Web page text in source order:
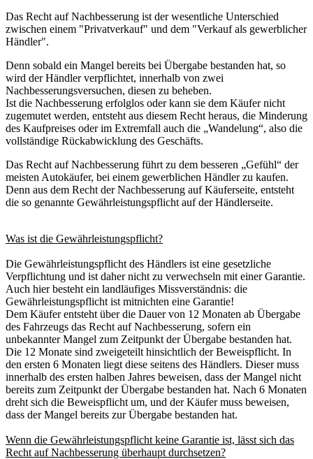
Das Recht auf Nachbesserung ist der wesentliche Unterschied
zwischen einem "Privatverkauf" und dem "Verkauf als gewerblicher
Händler".
Denn sobald ein Mangel bereits bei Übergabe bestanden hat, so
wird der Händler verpflichtet, innerhalb von zwei
Nachbesserungsversuchen, diesen zu beheben.
Ist die Nachbesserung erfolglos oder kann sie dem Käufer nicht
zugemutet werden, entsteht aus diesem Recht heraus, die Minderung
des Kaufpreises oder im Extremfall auch die „Wandelung“, also die
vollständige Rückabwicklung des Geschäfts.
Das Recht auf Nachbesserung führt zu dem besseren „Gefühl“ der
meisten Autokäufer, bei einem gewerblichen Händler zu kaufen.
Denn aus dem Recht der Nachbesserung auf Käuferseite, entsteht
die so genannte Gewährleistungspflicht auf der Händlerseite.
Was ist die Gewährleistungspflicht?
Die Gewährleistungspflicht des Händlers ist eine gesetzliche
Verpflichtung und ist daher nicht zu verwechseln mit einer Garantie.
Auch hier besteht ein landläufiges Missverständnis: die
Gewährleistungspflicht ist mitnichten eine Garantie!
Dem Käufer entsteht über die Dauer von 12 Monaten ab Übergabe
des Fahrzeugs das Recht auf Nachbesserung, sofern ein
unbekannter Mangel zum Zeitpunkt der Übergabe bestanden hat.
Die 12 Monate sind zweigeteilt hinsichtlich der Beweispflicht. In
den ersten 6 Monaten liegt diese seitens des Händlers. Dieser muss
innerhalb des ersten halben Jahres beweisen, dass der Mangel nicht
bereits zum Zeitpunkt der Übergabe bestanden hat. Nach 6 Monaten
dreht sich die Beweispflicht um, und der Käufer muss beweisen,
dass der Mangel bereits zur Übergabe bestanden hat.
Wenn die Gewährleistungspflicht keine Garantie ist, lässt sich das
Recht auf Nachbesserung überhaupt durchsetzen?